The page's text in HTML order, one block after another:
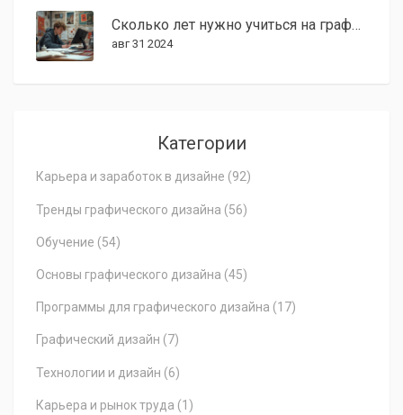
Сколько лет нужно учиться на графического дизайнера в 2024 году?
авг 31 2024
Категории
Карьера и заработок в дизайне (92)
Тренды графического дизайна (56)
Обучение (54)
Основы графического дизайна (45)
Программы для графического дизайна (17)
Графический дизайн (7)
Технологии и дизайн (6)
Карьера и рынок труда (1)